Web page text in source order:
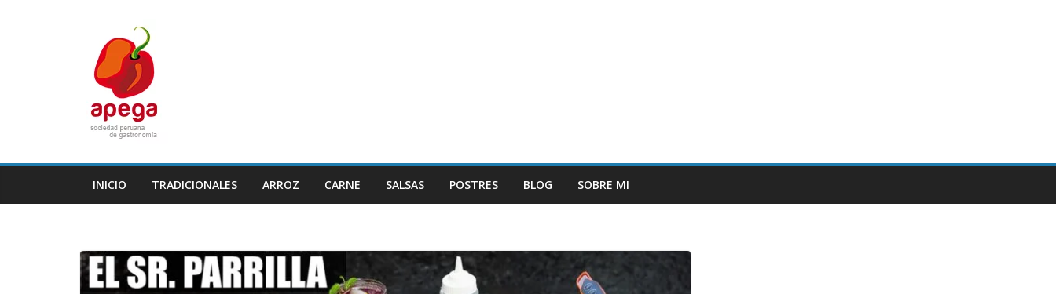
INICIO TRADICIONALES ARROZ CARNE SALSAS POSTRES BLOG SOBRE MI